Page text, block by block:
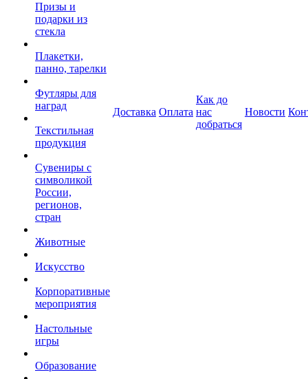
Призы и
подарки из
стекла
Плакетки,
панно, тарелки
Футляры для
наград
Текстильная
продукция
Сувениры с
символикой
России,
регионов,
стран
Животные
Искусство
Корпоративные
мероприятия
Настольные
игры
Образование
Доставка Оплата
Как до
нас
добраться
Новости